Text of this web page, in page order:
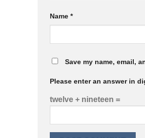
Name *
Save my name, email,
Please enter an answer in
twelve + nineteen =